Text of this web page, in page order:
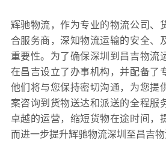
辉驰物流，作为专业的物流公司、
合服务商，深知物流运输的安全、
重要性。为了确保深圳到昌吉物流
在昌吉设立了办事机构，并配备了
他们将与您保持密切沟通，为您提
案咨询到货物送达和派送的全程服
卓越的运营，缩短货物在途时间，
而进一步提升辉驰物流深圳至昌吉物